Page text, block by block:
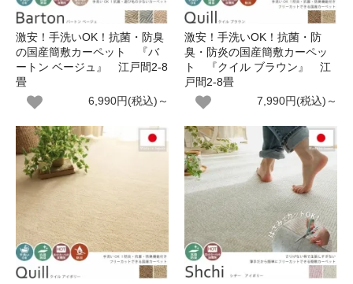
激安！手洗いOK！抗菌・防臭
の国産簡敷カーペット 『バ
ートン ベージュ』 江戸間2-8
畳
6,990円(税込)～
激安！手洗いOK！抗菌・防
臭・防炎の国産簡敷カーペッ
ト 『クイル ブラウン』 江
戸間2-8畳
7,990円(税込)～